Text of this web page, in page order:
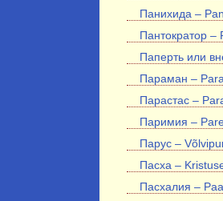
Панихида –
Пантократор –
Паперть или
Параман –
Парастас –
Паримия –
Парус –
Пасха –
Пасхалия –